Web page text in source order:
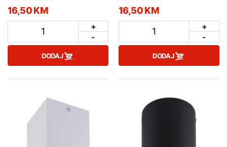
16,50 KM
1
+
-
DODAJ
16,50 KM
1
+
-
DODAJ